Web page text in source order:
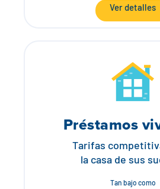
Ver detalles
Préstamos
Tarifas
la casa de sus
Tan bajo como